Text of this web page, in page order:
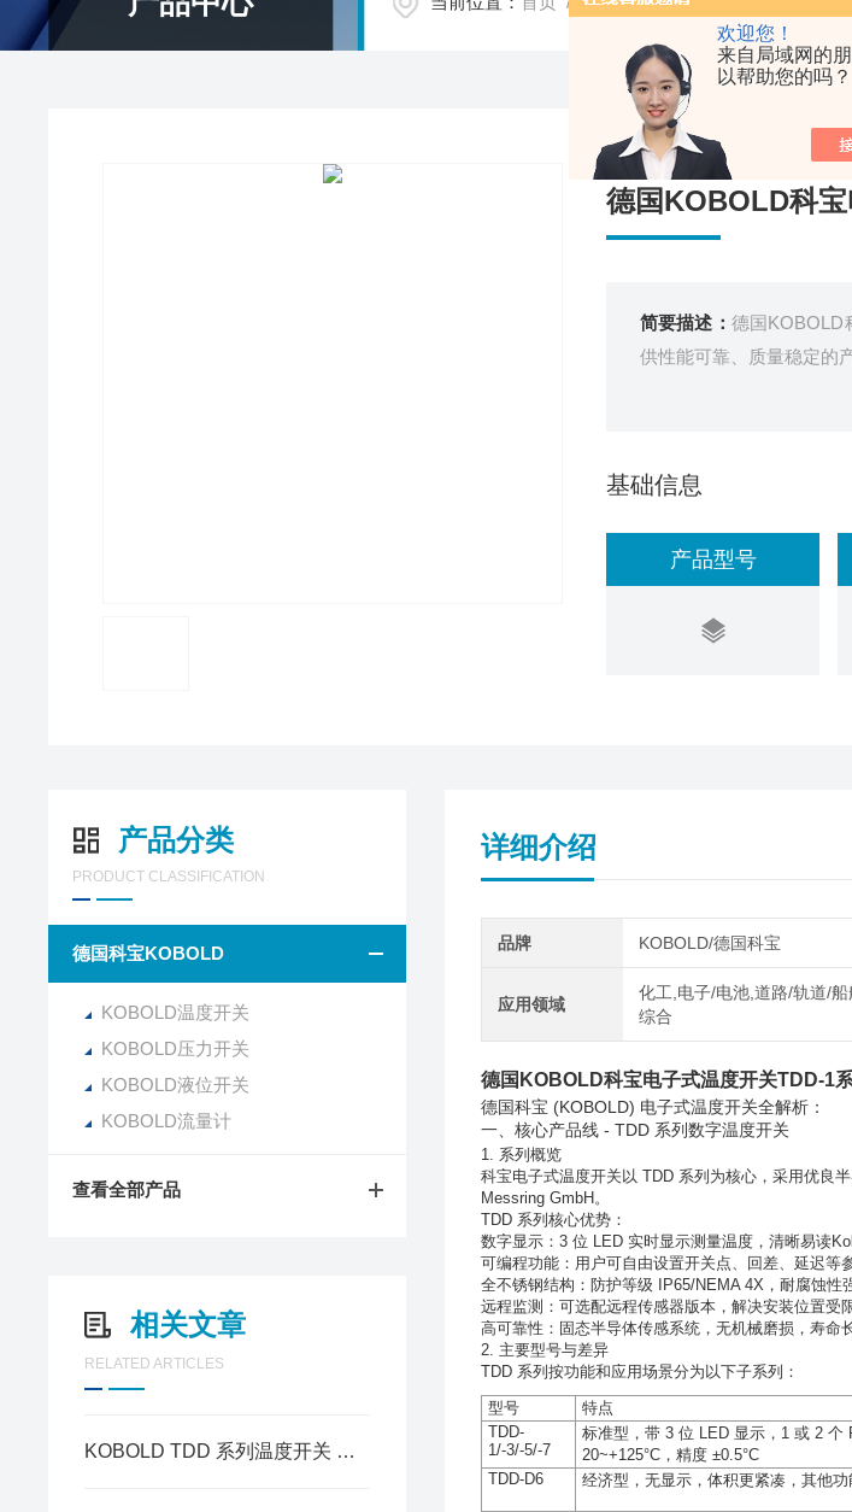
欢迎您！
来自局域网的
以帮助您的吗？
德国KOBOLD科
简要描述： 德国KOBOLD
供性能可靠、质量稳定的
基础信息
产品型号
产品分类
PRODUCT CLASSIFICATION
德国科宝KOBOLD
KOBOLD温度开关
KOBOLD压力开关
KOBOLD液位开关
KOBOLD流量计
查看全部产品
相关文章
RELATED ARTICLES
KOBOLD TDD 系列温度开关 M12×1 插头针脚完整接线说明
详细介绍
品牌 KOBOLD/德国科宝
应用领域
化工,电子/电池,道路/轨道/船
综合
德国KOBOLD科宝电子式温度开关TDD-1
德国科宝 (KOBOLD) 电子式温度开关全解析：
一、核心产品线 - TDD 系列数字温度开关
1. 系列概览
科宝电子式温度开关以 TDD 系列为核心，采用优良
Messring GmbH。
TDD 系列核心优势：
数字显示：3 位 LED 实时显示测量温度，清晰易读
可编程功能：用户可自由设置开关点、回差、延迟等
全不锈钢结构：防护等级 IP65/NEMA 4X，耐腐蚀性
远程监测：可选配远程传感器版本，解决安装位置受
高可靠性：固态半导体传感系统，无机械磨损，寿命
2. 主要型号与差异
TDD 系列按功能和应用场景分为以下子系列：
型号
特点
TDD-
1/-3/-5/-7
标准型，带3 位 LED 显示， 1 或2 个
20~+125°C，精度±0.5°C
TDD-D6
经济型，无显示，体积更紧凑，其他